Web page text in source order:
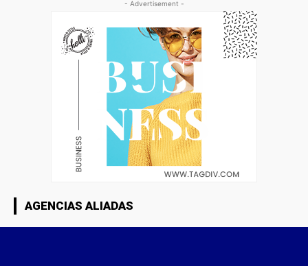
- Advertisement -
AGENCIAS ALIADAS